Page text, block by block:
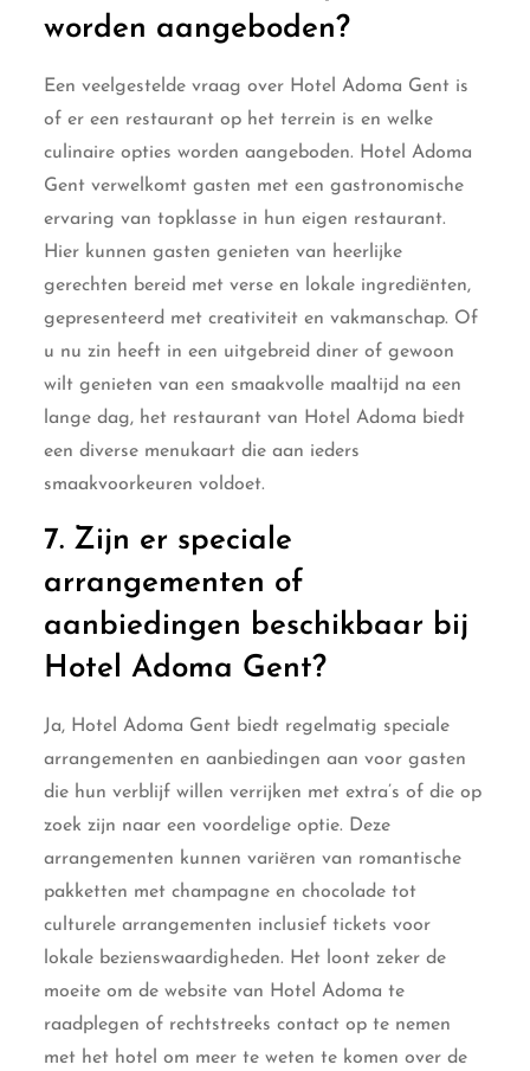
worden aangeboden?
Een veelgestelde vraag over Hotel Adoma Gent is
of er een restaurant op het terrein is en welke
culinaire opties worden aangeboden. Hotel Adoma
Gent verwelkomt gasten met een gastronomische
ervaring van topklasse in hun eigen restaurant.
Hier kunnen gasten genieten van heerlijke
gerechten bereid met verse en lokale ingrediënten,
gepresenteerd met creativiteit en vakmanschap. Of
u nu zin heeft in een uitgebreid diner of gewoon
wilt genieten van een smaakvolle maaltijd na een
lange dag, het restaurant van Hotel Adoma biedt
een diverse menukaart die aan ieders
smaakvoorkeuren voldoet.
7. Zijn er speciale
arrangementen of
aanbiedingen beschikbaar bij
Hotel Adoma Gent?
Ja, Hotel Adoma Gent biedt regelmatig speciale
arrangementen en aanbiedingen aan voor gasten
die hun verblijf willen verrijken met extra’s of die op
zoek zijn naar een voordelige optie. Deze
arrangementen kunnen variëren van romantische
pakketten met champagne en chocolade tot
culturele arrangementen inclusief tickets voor
lokale bezienswaardigheden. Het loont zeker de
moeite om de website van Hotel Adoma te
raadplegen of rechtstreeks contact op te nemen
met het hotel om meer te weten te komen over de